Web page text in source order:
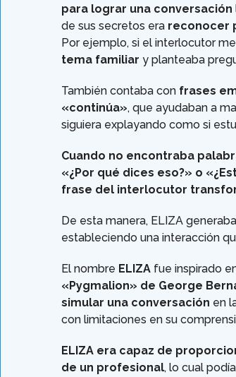
para lograr una conversación
de sus secretos era reconocer
Por ejemplo, si el interlocutor
tema familiar y planteaba
También contaba con frases
«continúa», que ayudaban a
siguiera explayando como si
Cuando no encontraba
«¿Por qué dices eso?» o
frase del interlocutor
De esta manera, ELIZA generaba
estableciendo una interacción
El nombre ELIZA fue inspirado
«Pygmalion» de George
simular una conversación en
con limitaciones en su
ELIZA era capaz de
de un profesional, lo cual